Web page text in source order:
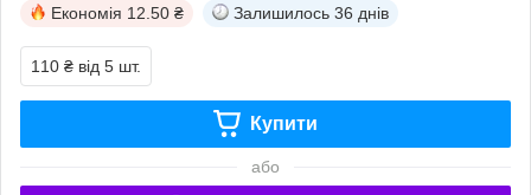
Економія 12.50 ₴ Залишилось 36 днів
110 ₴ від 5 шт.
Купити
або